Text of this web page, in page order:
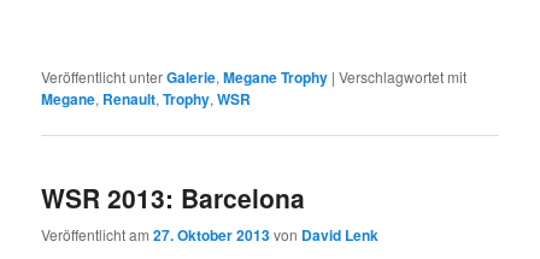
Veröffentlicht unterGalerie,Megane Trophy |Verschlagwortet mit
Megane, Renault,Trophy,WSR
WSR 2013: Barcelona
Veröffentlicht am27. Oktober 2013von David Lenk